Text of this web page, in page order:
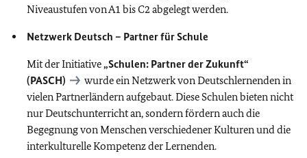
Niveaustufen von A1 bis C2 abgelegt werden.
Netzwerk Deutsch – Partner für Schule
Mit der Initiative„Schulen: Partner der Zukunft“
(PASCH)
wurde ein Netzwerk von Deutschlernenden in
vielen Partnerländern aufgebaut. Diese Schulen bieten nicht
nur Deutschunterricht an, sondern fördern auch die
Begegnung von Menschen verschiedener Kulturen und die
interkulturelle Kompetenz der Lernenden.